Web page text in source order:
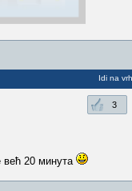
Idi na vrh
3
већ 20 минута